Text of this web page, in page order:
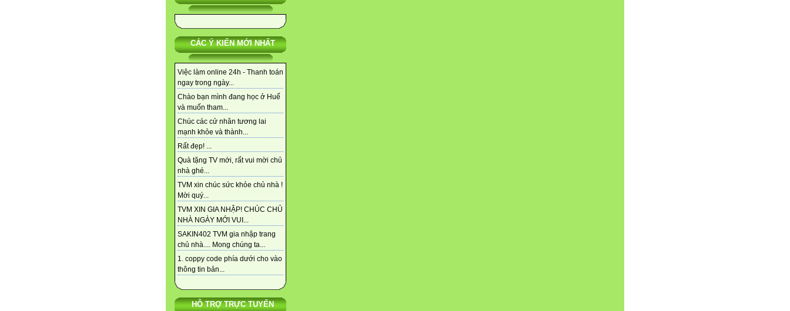
CÁC Ý KIẾN MỚI NHẤT
Việc làm online 24h - Thanh toán
ngay trong ngày...
Chào bạn mình đang học ở Huế
và muốn tham...
Chúc các cử nhân tương lai
mạnh khỏe và thành...
Rất đẹp! ...
Quà tặng TV mới, rất vui mời chủ
nhà ghé...
TVM xin chúc sức khỏe chủ nhà !
Mời quý...
TVM XIN GIA NHẬP! CHÚC CHỦ
NHÀ NGÀY MỚI VUI...
SAKIN402 TVM gia nhập trang
chủ nhà.... Mong chúng ta...
1. coppy code phía dưới cho vào
thông tin bản...
HỖ TRỢ TRỰC TUYẾN